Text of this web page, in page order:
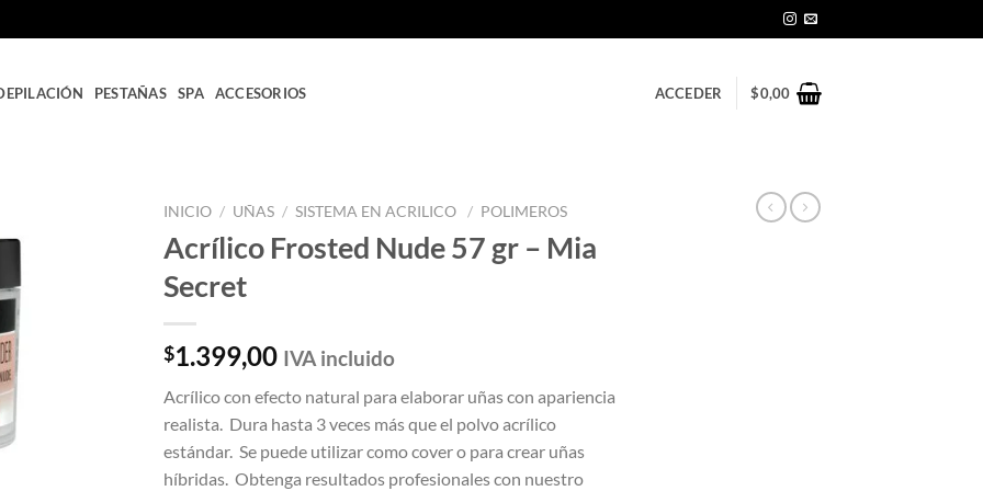
PESTAÑAS SPA ACCESORIOS ACCEDER $0,00
INICIO / UÑAS / SISTEMA EN ACRILICO / POLIMEROS
Acrílico Frosted Nude 57 gr – Mia
Secret
$1.399,00 IVA incluido
Acrílico con efecto natural para elaborar uñas con apariencia
realista. Dura hasta 3 veces más que el polvo acrílico
estándar. Se puede utilizar como cover o para crear uñas
híbridas. Obtenga resultados profesionales con nuestro